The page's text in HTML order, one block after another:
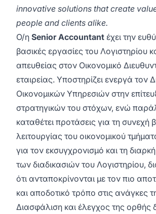
innovative solutions that create
people and clients alike.
Ο/η Senior Accountant έχει την
βασικές εργασίες του Λογιστηρίου
απευθείας στον Οικονομικό
εταιρείας. Υποστηρίζει ενεργά τον
Οικονομικών Υπηρεσιών στην
στρατηγικών του στόχων, ενώ
καταθέτει προτάσεις για τη συνεχή
λειτουργίας του οικονομικού
για τον εκσυγχρονισμό και τη
των διαδικασιών του Λογιστηρίου,
ότι ανταποκρίνονται με τον πιο
και αποδοτικό τρόπο στις ανάγκες
Διασφάλιση και έλεγχος της ορθής